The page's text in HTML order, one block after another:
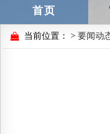
首页
当前位置： > 要闻动